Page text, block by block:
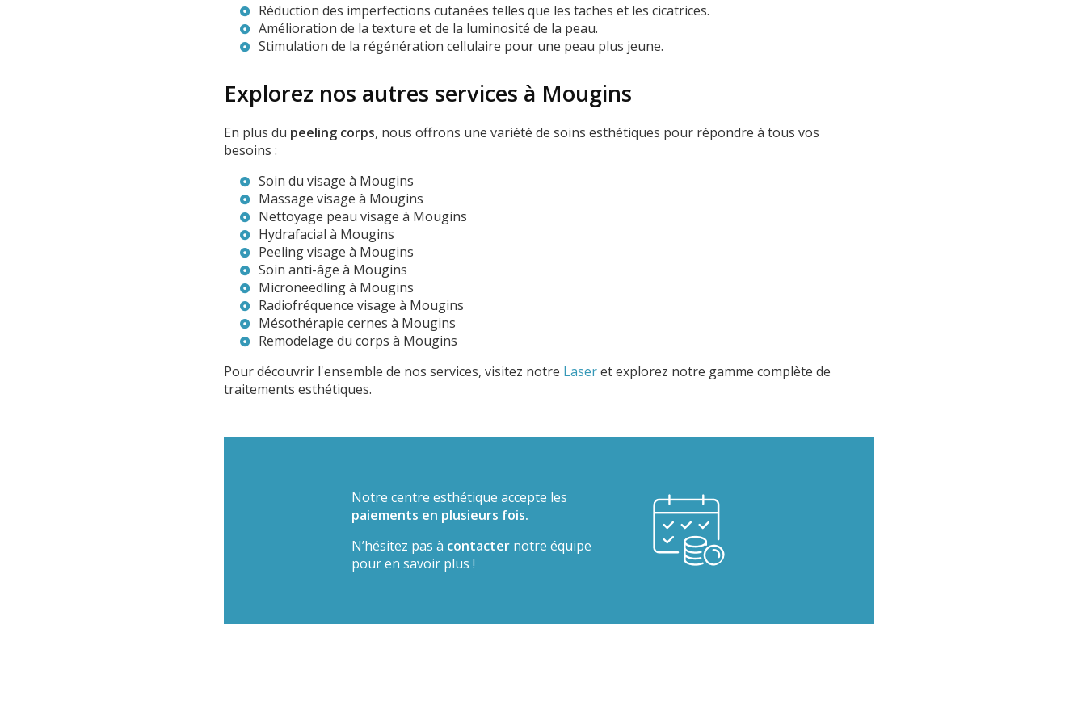
Réduction des imperfections cutanées telles que les taches et les cicatrices.
Amélioration de la texture et de la luminosité de la peau.
Stimulation de la régénération cellulaire pour une peau plus jeune.
Explorez nos autres services à Mougins
En plus du peeling corps, nous offrons une variété de soins esthétiques pour répondre à tous vos
besoins :
Soin du visage à Mougins
Massage visage à Mougins
Nettoyage peau visage à Mougins
Hydrafacial à Mougins
Peeling visage à Mougins
Soin anti-âge à Mougins
Microneedling à Mougins
Radiofréquence visage à Mougins
Mésothérapie cernes à Mougins
Remodelage du corps à Mougins
Pour découvrir l'ensemble de nos services, visitez notre Laseret explorez notre gamme complète de
traitements esthétiques.
Notre centre esthétique accepte les
paiements en plusieurs fois.
N’hésitez pas à contacter notre équipe
pour en savoir plus !